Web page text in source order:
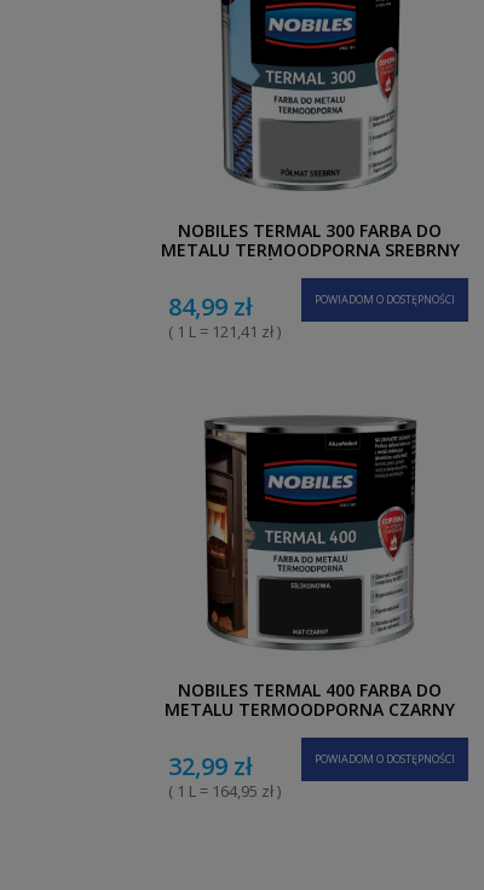
NOBILES TERMAL 300 FARBA DO
METALU TERMOODPORNA SREBRNY
84,99 zł
( 1 L = 121,41 zł )
POWIADOM O DOSTĘPNOŚCI
NOBILES TERMAL 400 FARBA DO
METALU TERMOODPORNA CZARNY
32,99 zł
( 1 L = 164,95 zł )
POWIADOM O DOSTĘPNOŚCI